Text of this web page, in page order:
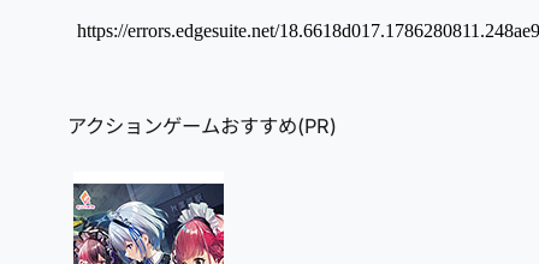
アクションゲームおすすめ(PR)